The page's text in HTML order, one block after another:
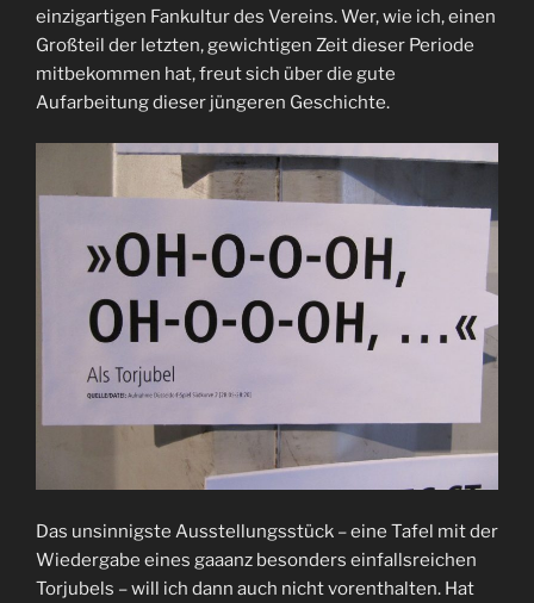
einzigartigen Fankultur des Vereins. Wer, wie ich, einen
Großteil der letzten, gewichtigen Zeit dieser Periode
mitbekommen hat, freut sich über die gute
Aufarbeitung dieser jüngeren Geschichte.
Das unsinnigste Ausstellungsstück – eine Tafel mit der
Wiedergabe eines gaaanz besonders einfallsreichen
Torjubels – will ich dann auch nicht vorenthalten. Hat